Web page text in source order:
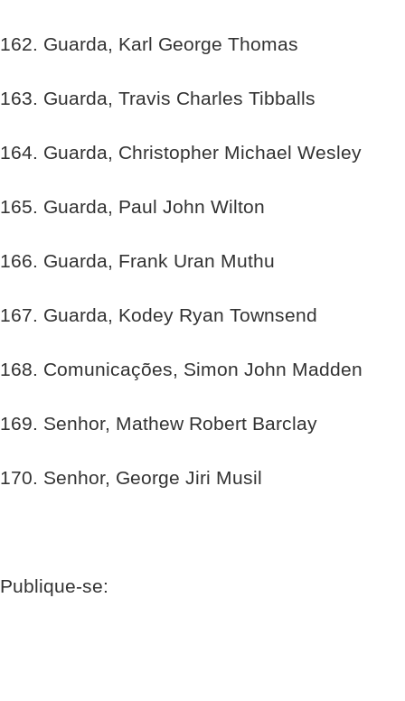
162. Guarda, Karl George Thomas
163. Guarda, Travis Charles Tibballs
164. Guarda, Christopher Michael Wesley
165. Guarda, Paul John Wilton
166. Guarda, Frank Uran Muthu
167. Guarda, Kodey Ryan Townsend
168. Comunicações, Simon John Madden
169. Senhor, Mathew Robert Barclay
170. Senhor, George Jiri Musil
Publique-se: